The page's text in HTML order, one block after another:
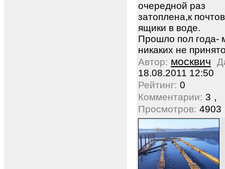
очередной раз
затоплена,к
ящики в воде.
Прошло пол года-
никаких не
Автор: москвич
18.08.2011 12:50
Рейтинг: 0
Комментарии: 3 ,
Просмотров: 4903